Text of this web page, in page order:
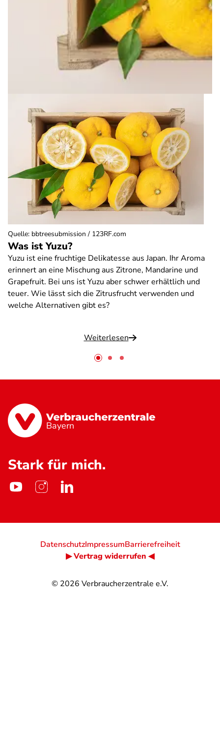
Was ist Yuzu?
Yuzu ist eine fruchtige Delikatesse aus Japan. Ihr Aroma
erinnert an eine Mischung aus Zitrone, Mandarine und
Grapefruit. Bei uns ist Yuzu aber schwer erhältlich und
teuer. Wie lässt sich die Zitrusfrucht verwenden und
welche Alternativen gibt es?
Weiterlesen
Quelle: bbtreesubmission / 123RF.com
Bayern
Stark für mich.
© 2026 Verbraucherzentrale e.V.
DatenschutzImpressumBarrierefreiheit
▶ Vertrag widerrufen ◀